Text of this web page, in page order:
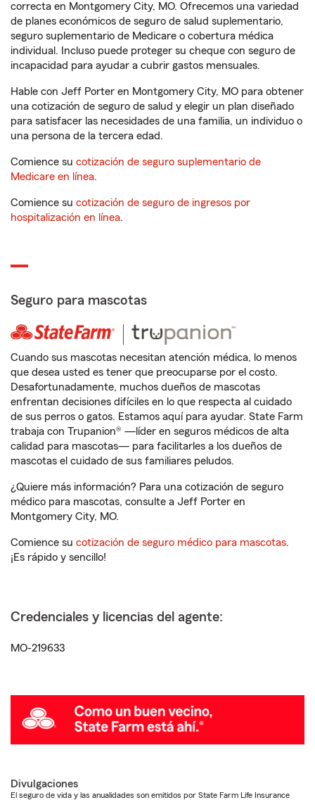
correcta en Montgomery City, MO. Ofrecemos una variedad
de planes económicos de seguro de salud suplementario,
seguro suplementario de Medicare o cobertura médica
individual. Incluso puede proteger su cheque con seguro de
incapacidad para ayudar a cubrir gastos mensuales.
Hable con Jeff Porter en Montgomery City, MO para obtener
una cotización de seguro de salud y elegir un plan diseñado
para satisfacer las necesidades de una familia, un individuo o
una persona de la tercera edad.
Comience su cotización de seguro suplementario de
Medicare en línea.
Comience su cotización de seguro de ingresos por
hospitalización en línea.
Seguro para mascotas
Cuando sus mascotas necesitan atención médica, lo menos
que desea usted es tener que preocuparse por el costo.
Desafortunadamente, muchos dueños de mascotas
enfrentan decisiones difíciles en lo que respecta al cuidado
de sus perros o gatos. Estamos aquí para ayudar. State Farm
trabaja con Trupanion® —líder en seguros médicos de alta
calidad para mascotas— para facilitarles a los dueños de
mascotas el cuidado de sus familiares peludos.
¿Quiere más información? Para una cotización de seguro
médico para mascotas, consulte a Jeff Porter en
Montgomery City, MO.
Comience su cotización de seguro médico para mascotas.
¡Es rápido y sencillo!
Credenciales y licencias del agente:
MO-219633
Divulgaciones
El seguro de vida y las anualidades son emitidos por State Farm Life Insurance